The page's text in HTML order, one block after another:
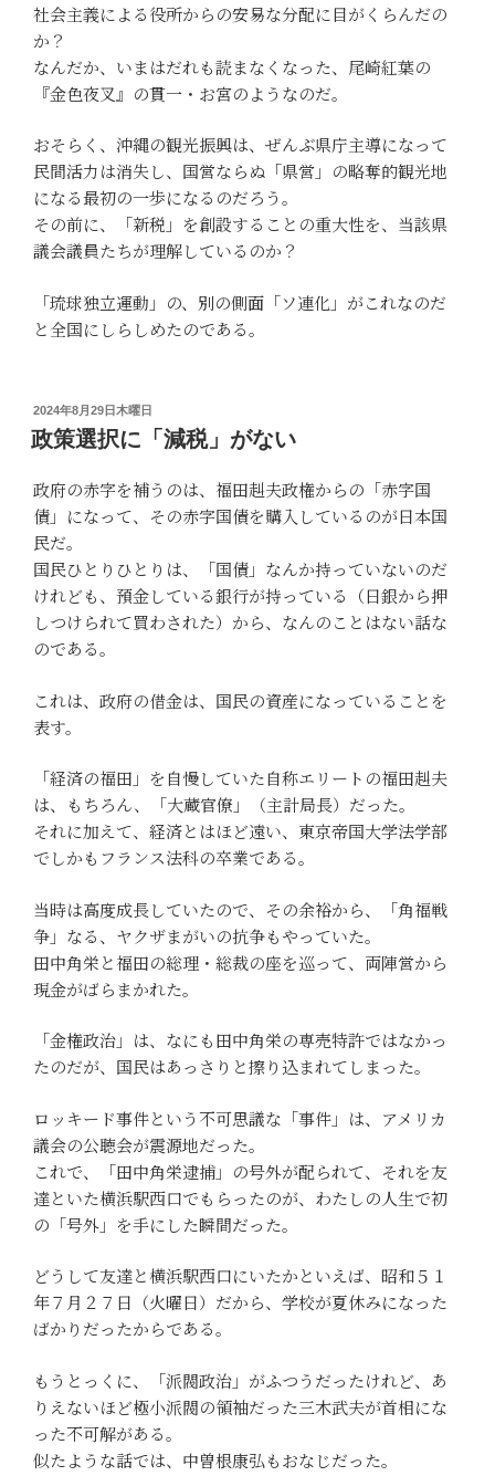
社会主義による役所からの安易な分配に目がくらんだの
か？
なんだか、いまはだれも読まなくなった、尾崎紅葉の
『金色夜叉』の貫一・お宮のようなのだ。
おそらく、沖縄の観光振興は、ぜんぶ県庁主導になって
民間活力は消失し、国営ならぬ「県営」の略奪的観光地
になる最初の一歩になるのだろう。
その前に、「新税」を創設することの重大性を、当該県
議会議員たちが理解しているのか？
「琉球独立運動」の、別の側面「ソ連化」がこれなのだ
と全国にしらしめたのである。
投
稿
日:
2024年8月29日木曜日
政策選択に「減税」がない
政府の赤字を補うのは、福田赳夫政権からの「赤字国
債」になって、その赤字国債を購入しているのが日本国
民だ。
国民ひとりひとりは、「国債」なんか持っていないのだ
けれども、預金している銀行が持っている（日銀から押
しつけられて買わされた）から、なんのことはない話な
のである。
これは、政府の借金は、国民の資産になっていることを
表す。
「経済の福田」を自慢していた自称エリートの福田赳夫
は、もちろん、「大蔵官僚」（主計局長）だった。
それに加えて、経済とはほど遠い、東京帝国大学法学部
でしかもフランス法科の卒業である。
当時は高度成長していたので、その余裕から、「角福戦
争」なる、ヤクザまがいの抗争もやっていた。
田中角栄と福田の総理・総裁の座を巡って、両陣営から
現金がばらまかれた。
「金権政治」は、なにも田中角栄の専売特許ではなかっ
たのだが、国民はあっさりと擦り込まれてしまった。
ロッキード事件という不可思議な「事件」は、アメリカ
議会の公聴会が震源地だった。
これで、「田中角栄逮捕」の号外が配られて、それを友
達といた横浜駅西口でもらったのが、わたしの人生で初
の「号外」を手にした瞬間だった。
どうして友達と横浜駅西口にいたかといえば、昭和５１
年７月２７日（火曜日）だから、学校が夏休みになった
ばかりだったからである。
もうとっくに、「派閥政治」がふつうだったけれど、あ
りえないほど極小派閥の領袖だった三木武夫が首相にな
った不可解がある。
似たような話では、中曽根康弘もおなじだった。